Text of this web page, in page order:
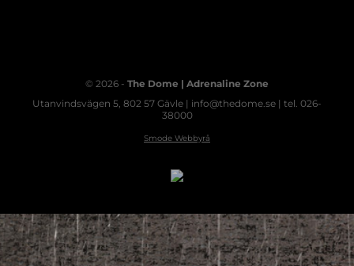
© 2026 - The Dome | Adrenaline Zone
Utanvindsvägen 5, 802 57 Gävle | info@thedome.se | tel. 026-
38000
Smode Webbyrå